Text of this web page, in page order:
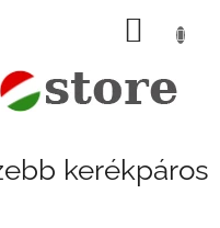
KOSÁR
kerékpáros